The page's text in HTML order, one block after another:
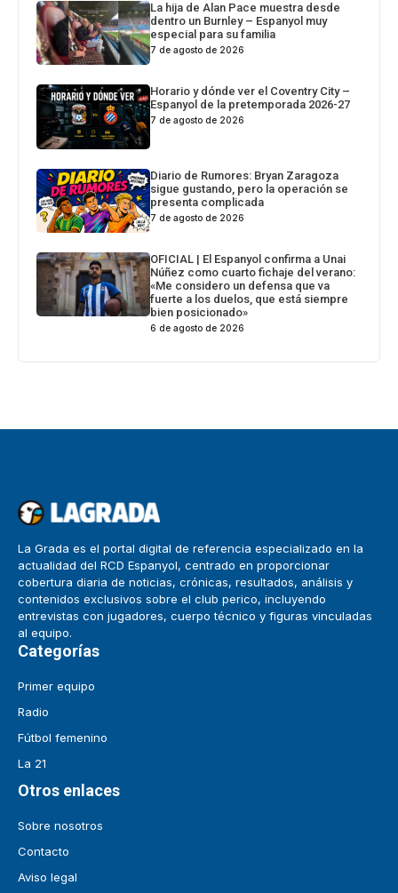
La hija de Alan Pace muestra desde
dentro un Burnley – Espanyol muy
especial para su familia
7 de agosto de 2026
Horario y dónde ver el Coventry City –
Espanyol de la pretemporada 2026-27
7 de agosto de 2026
Diario de Rumores: Bryan Zaragoza
sigue gustando, pero la operación se
presenta complicada
7 de agosto de 2026
OFICIAL | El Espanyol confirma a Unai
Núñez como cuarto fichaje del verano:
«Me considero un defensa que va
fuerte a los duelos, que está siempre
bien posicionado»
6 de agosto de 2026
La Grada es el portal digital de referencia especializado en la
actualidad del RCD Espanyol, centrado en proporcionar
cobertura diaria de noticias, crónicas, resultados, análisis y
contenidos exclusivos sobre el club perico, incluyendo
entrevistas con jugadores, cuerpo técnico y figuras vinculadas
al equipo.
Categorías
Primer equipo
Radio
Fútbol femenino
La 21
Otros enlaces
Sobre nosotros
Contacto
Aviso legal